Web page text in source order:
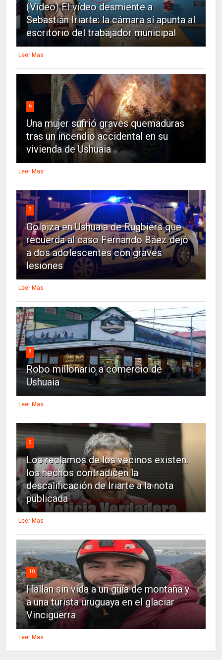
(Vídeo) El vídeo desmiente a
Sebastián Iriarte: la cámara sí apunta al
escritorio del trabajador municipal
Leer Mas
6
Una mujer sufrió graves quemaduras
tras un incendio accidental en su
vivienda de Ushuaia
Leer Mas
7
Golpiza en Ushuaia de Rugbiers que
recuerda al caso Fernando Báez dejó
a dos adolescentes con graves
lesiones
Leer Mas
8
Robo millonario a comercio de
Ushuaia
Leer Mas
9
Los reclamos de los vecinos existen:
los hechos contradicen la
descalificación de Iriarte a la nota
publicada
Leer Mas
10
Hallan sin vida a un guía de montaña y
a una turista uruguaya en el glaciar
Vinciguerra
Leer Mas